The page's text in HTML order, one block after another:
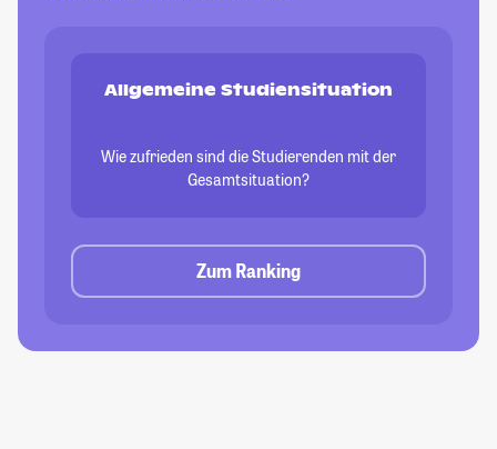
Allgemeine Studiensituation
Wie zufrieden sind die Studierenden mit der
Gesamtsituation?
Zum Ranking